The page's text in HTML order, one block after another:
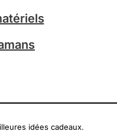
idées cadeaux.